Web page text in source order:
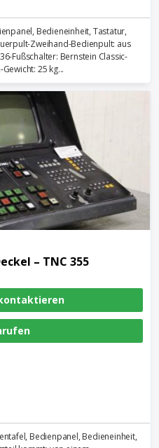
Bedieneinheit, Tastatur,
Zweihand-Bedienpult: aus
Fußschalter: Bernstein Classic-
25 kg...
– TNC 355
Bedienpanel, Bedieneinheit,